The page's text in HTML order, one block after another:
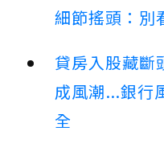
細節搖頭：別
貸房入股藏斷
成風潮...銀行
全